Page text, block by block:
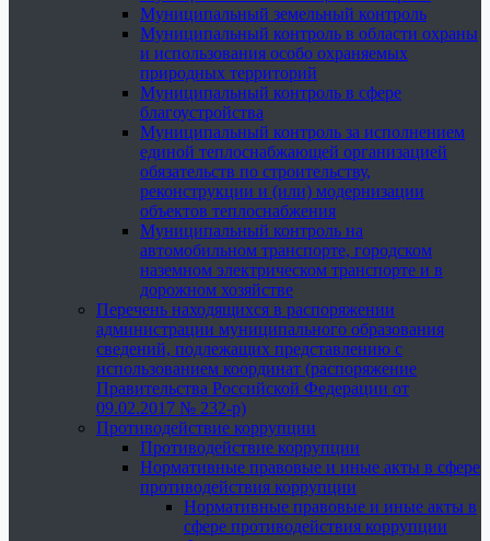
Муниципальный земельный контроль
Муниципальный контроль в области охраны
и использования особо охраняемых
природных территорий
Муниципальный контроль в сфере
благоустройства
Муниципальный контроль за исполнением
единой теплоснабжающей организацией
обязательств по строительству,
реконструкции и (или) модернизации
объектов теплоснабжения
Муниципальный контроль на
автомобильном транспорте, городском
наземном электрическом транспорте и в
дорожном хозяйстве
Перечень находящихся в распоряжении
администрации муниципального образования
сведений, подлежащих представлению с
использованием координат (распоряжение
Правительства Российской Федерации от
09.02.2017 № 232-р)
Противодействие коррупции
Противодействие коррупции
Нормативные правовые и иные акты в сфере
противодействия коррупции
Нормативные правовые и иные акты в
сфере противодействия коррупции